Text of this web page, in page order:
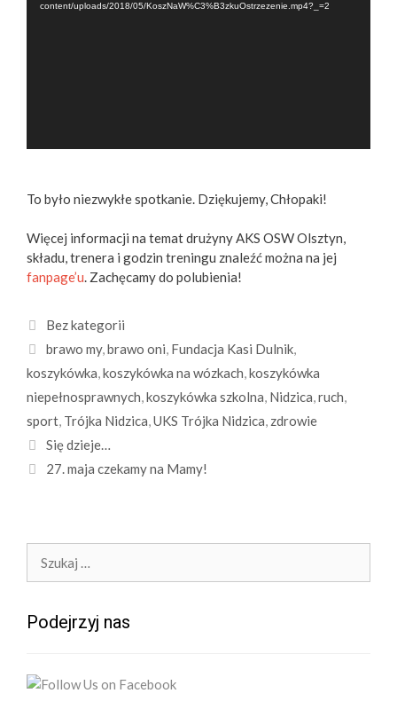
content/uploads/2018/05/KoszNaW%C3%B3zkuOstrzezenie.mp4?_=2
To było niezwykłe spotkanie. Dziękujemy, Chłopaki!
Więcej informacji na temat drużyny AKS OSW Olsztyn,
składu, trenera i godzin treningu znaleźć można na jej
fanpage’u. Zachęcamy do polubienia!
Kategorie
Bez kategorii
Tagi
brawo my,brawo oni, Fundacja Kasi Dulnik,
koszykówka,koszykówka na wózkach,koszykówka
niepełnosprawnych,koszykówka szkolna, Nidzica,ruch,
sport, Trójka Nidzica,UKS Trójka Nidzica, zdrowie
Zobacz
wpisy
Się dzieje…
27. maja czekamy na Mamy!
Podejrzyj nas